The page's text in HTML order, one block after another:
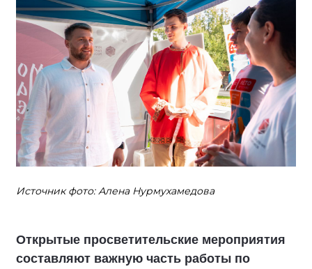
Источник фото: Алена Нурмухамедова
Открытые просветительские мероприятия
составляют важную часть работы по